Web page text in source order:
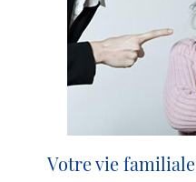
Votre vie familiale